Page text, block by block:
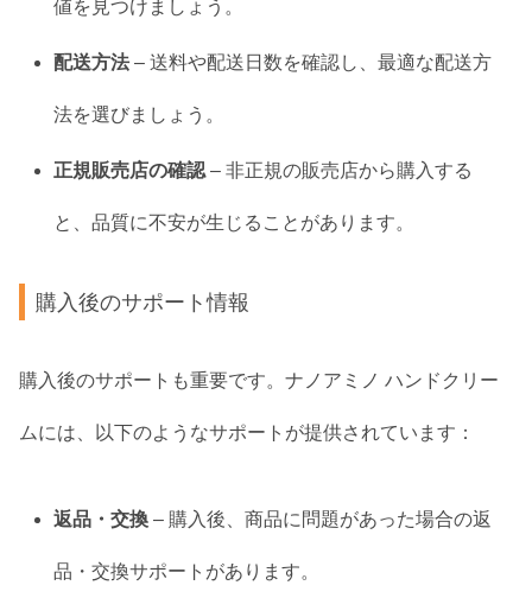
値を見つけましょう。
配送方法 – 送料や配送日数を確認し、最適な配送方
法を選びましょう。
正規販売店の確認 – 非正規の販売店から購入する
と、品質に不安が生じることがあります。
購入後のサポート情報
購入後のサポートも重要です。ナノアミノ ハンドクリー
ムには、以下のようなサポートが提供されています：
返品・交換 – 購入後、商品に問題があった場合の返
品・交換サポートがあります。